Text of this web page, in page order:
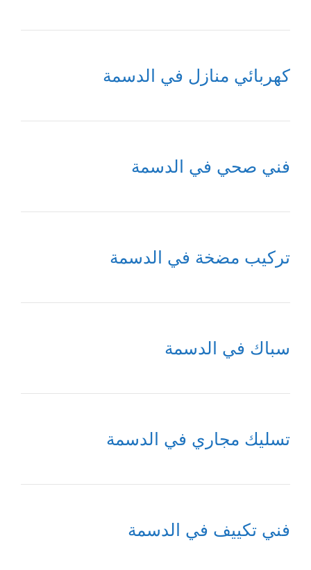
كهربائي منازل في الدسمة
فني صحي في الدسمة
تركيب مضخة في الدسمة
سباك في الدسمة
تسليك مجاري في الدسمة
فني تكييف في الدسمة